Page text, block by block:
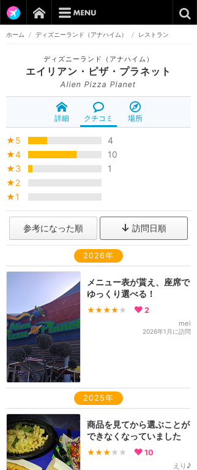
ホーム / ディズニーランド（アナハイム） / レストラン
ディズニーランド（アナハイム）
エイリアン・ピザ・プラネット
Alien Pizza Planet
詳細 クチコミ 場所
★5
4
★4
10
★3
1
★2
★1
参考になった順 訪問日順
2026年
メニュー表が貰え、座席で
ゆっくり選べる！
★★★★ ★ 2
mei
2026年1月に訪問
2025年
商品を見てから選ぶことが
できなくなっていました
★★★ ★★ 10
えり♪